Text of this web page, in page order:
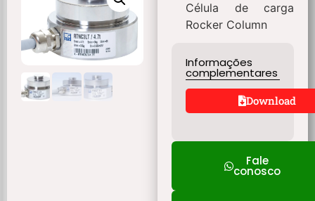
Célula de carga
Rocker Column
Informações
complementares
Download
Fale
conosco